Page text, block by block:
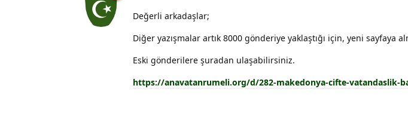
Değerli arkadaşlar;
Diğer yazışmalar artık 8000 gönderiye yaklaştığı için, yeni sayfaya
Eski gönderilere şuradan ulaşabilirsiniz.
https://anavatanrumeli.org/d/282-makedonya-cifte-vatandaslik-